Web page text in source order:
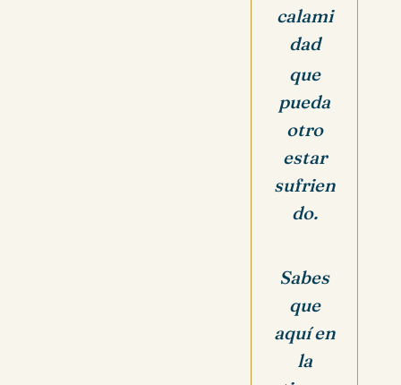
calami
dad
que
pueda
otro
estar
sufrien
do.
Sabes
que
aquí en
la